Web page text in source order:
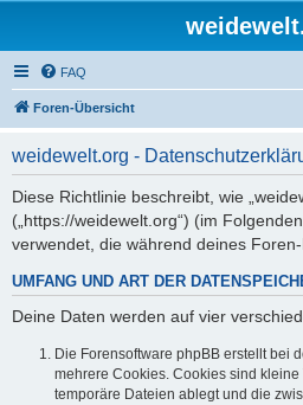
FAQ
Foren-Übersicht
weidewelt.org -
Diese Richtlinie beschreibt, wie
(„https://weidewelt.org“) (im
verwendet, die während deines
UMFANG UND ART DER
Deine Daten werden auf vier
Die Forensoftware phpBB erstellt bei
mehrere Cookies. Cookies sind
temporäre Dateien ablegt und die